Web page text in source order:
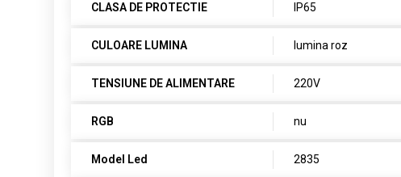
CLASA DE PROTECTIE IP65
CULOARE LUMINA lumina roz
TENSIUNE DE ALIMENTARE 220V
RGB nu
Model Led 2835